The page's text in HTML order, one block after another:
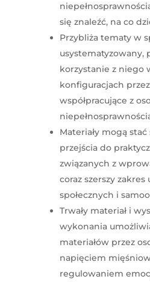
się znaleźć, na co
Przybliża tematy w
usystematyzowany,
korzystanie z niego
konfiguracjach
współpracujące z
Materiały mogą
przejścia do
związanych z
coraz szerszy
społecznych i
Trwały materiał i
wykonania
materiałów przez
napięciem
regulowaniem